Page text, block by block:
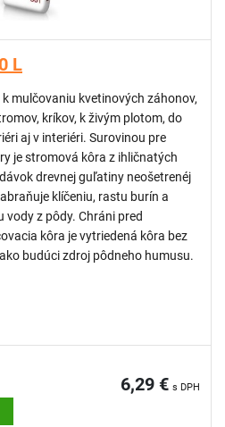
L
mulčovaniu kvetinových záhonov,
kríkov, k živým plotom, do
aj v interiéri. Surovinou pre
je stromová kôra z ihličnatých
drevnej guľatiny neošetrenéj
klíčeniu, rastu burín a
z pôdy. Chráni pred
kôra je vytriedená kôra bez
budúci zdroj pôdneho humusu.
textílie, Sieť proti krtom
podkladový doplnok pri
6,29 € s DPH